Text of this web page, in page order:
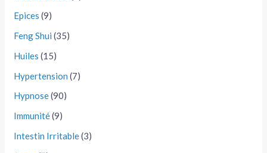
Epices (9)
Feng Shui (35)
Huiles (15)
Hypertension (7)
Hypnose(90)
Immunité(9)
Intestin Irritable(3)